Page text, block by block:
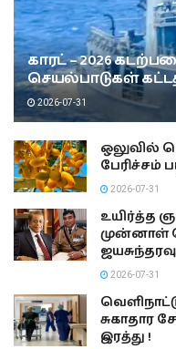
காரட் – 2026
செயல்பாடுகள்
2026-07-31
ஒலுவில்
பேரிச்சம்
2026-07-31
உயிர்த்த
முன்னாள்
2026-07-31
இரத்து !